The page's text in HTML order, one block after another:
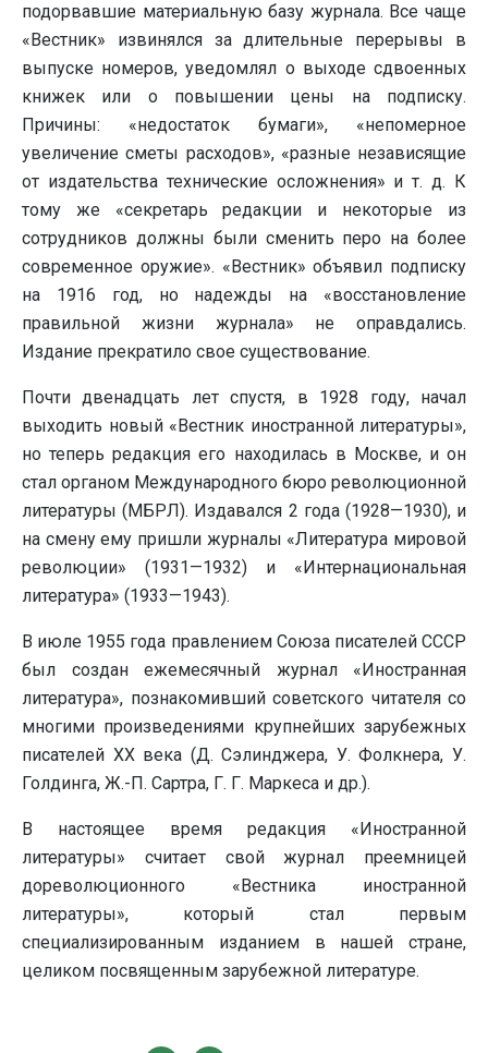
подорвавшие материальную базу журнала. Все чаще
«Вестник» извинялся за длительные перерывы в
выпуске номеров, уведомлял о выходе сдвоенных
книжек или о повышении цены на подписку.
Причины: «недостаток бумаги», «непомерное
увеличение сметы расходов», «разные независящие
от издательства технические осложнения» и т. д. К
тому же «секретарь редакции и некоторые из
сотрудников должны были сменить перо на более
современное оружие». «Вестник» объявил подписку
на 1916 год, но надежды на «восстановление
правильной жизни журнала» не оправдались.
Издание прекратило свое существование.
Почти двенадцать лет спустя, в 1928 году, начал
выходить новый «Вестник иностранной литературы»,
но теперь редакция его находилась в Москве, и он
стал органом Международного бюро революционной
литературы (МБРЛ). Издавался 2 года (1928—1930), и
на смену ему пришли журналы «Литература мировой
революции» (1931—1932) и «Интернациональная
литература» (1933—1943).
В июле 1955 года правлением Союза писателей СССР
был создан ежемесячный журнал «Иностранная
литература», познакомивший советского читателя со
многими произведениями крупнейших зарубежных
писателей ХХ века (Д. Сэлинджера, У. Фолкнера, У.
Голдинга, Ж.-П. Сартра, Г. Г. Маркеса и др.).
В настоящее время редакция «Иностранной
литературы» считает свой журнал преемницей
дореволюционного «Вестника иностранной
литературы», который стал первым
специализированным изданием в нашей стране,
целиком посвященным зарубежной литературе.